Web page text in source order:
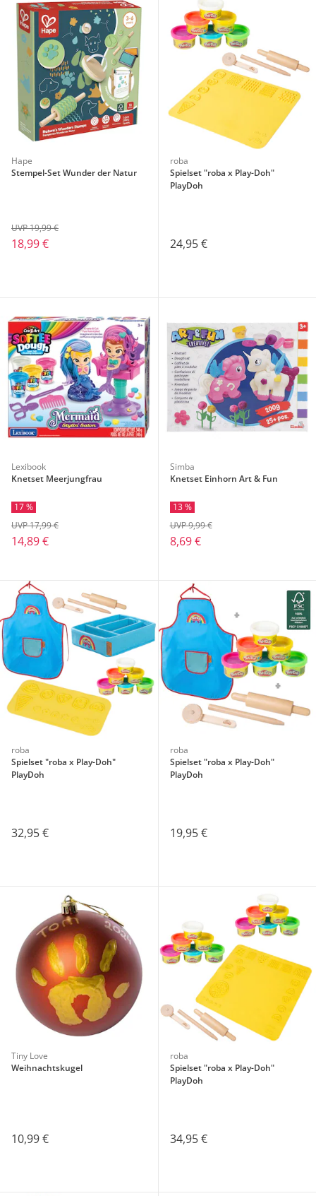
Hape
Stempel-Set Wunder der Natur
18,99 €
UVP 19,99 €
roba
Spielset "roba x Play-Doh"
PlayDoh
24,95 €
Lexibook
Knetset Meerjungfrau
17 %
14,89 €
UVP 17,99 €
Simba
Knetset Einhorn Art & Fun
13 %
8,69 €
UVP 9,99 €
roba
Spielset "roba x Play-Doh"
PlayDoh
32,95 €
roba
Spielset "roba x Play-Doh"
PlayDoh
19,95 €
Tiny Love
Weihnachtskugel
10,99 €
roba
Spielset "roba x Play-Doh"
PlayDoh
34,95 €